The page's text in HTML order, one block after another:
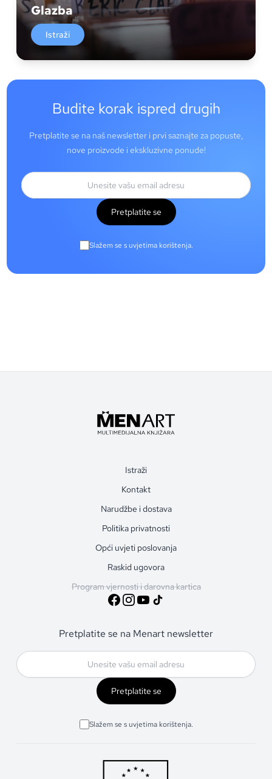
Glazba
Istraži
Budite korak ispred drugih
Pretplatite se na naš newsletter i prvi saznajte za popuste,
nove proizvode i ekskluzivne ponude!
Pretplatite se
Slažem se s uvjetima korištenja.
Istraži
Kontakt
Narudžbe i dostava
Politika privatnosti
Opći uvjeti poslovanja
Raskid ugovora
Program vjernosti i darovna kartica
Pretplatite se na Menart newsletter
Pretplatite se
Slažem se s uvjetima korištenja.